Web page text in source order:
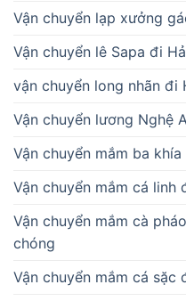
Vận chuyển lạp xưởng
Vận chuyển lê Sapa đi
vận chuyển long nhãn đi
Vận chuyển lương Nghệ
Vận chuyển mắm ba
Vận chuyển mắm cá linh
Vận chuyển mắm cà
chóng
Vận chuyển mắm cá sặc